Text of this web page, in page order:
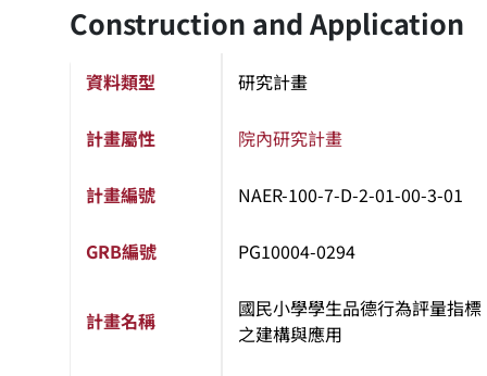
Construction and Application
資料類型 研究計畫
計畫屬性 院內研究計畫
計畫編號 NAER-100-7-D-2-01-00-3-01
GRB編號 PG10004-0294
計畫名稱
國民小學學生品德行為評量指標
之建構與應用